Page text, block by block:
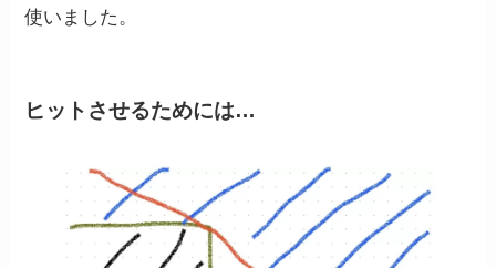
使いました。
ヒットさせるためには…